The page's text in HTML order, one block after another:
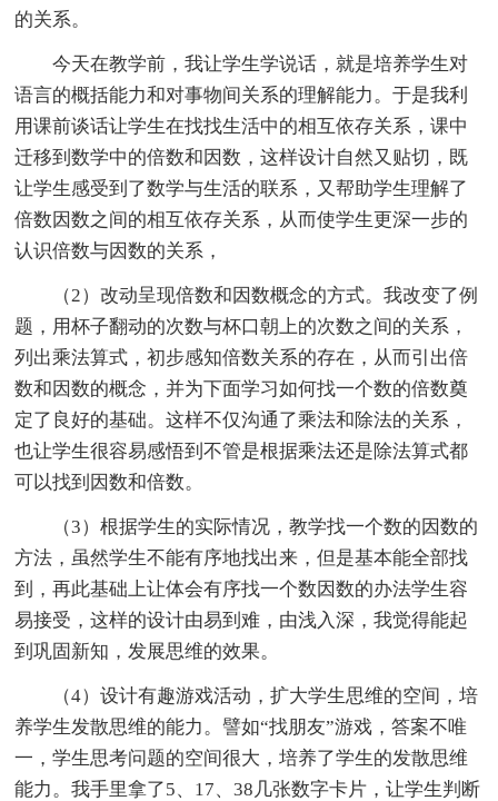
的关系。
今天在教学前，我让学生学说话，就是培养学生对
语言的概括能力和对事物间关系的理解能力。于是我利
用课前谈话让学生在找找生活中的相互依存关系，课中
迁移到数学中的倍数和因数，这样设计自然又贴切，既
让学生感受到了数学与生活的联系，又帮助学生理解了
倍数因数之间的相互依存关系，从而使学生更深一步的
认识倍数与因数的关系，
（2）改动呈现倍数和因数概念的方式。我改变了例
题，用杯子翻动的次数与杯口朝上的次数之间的关系，
列出乘法算式，初步感知倍数关系的存在，从而引出倍
数和因数的概念，并为下面学习如何找一个数的倍数奠
定了良好的基础。这样不仅沟通了乘法和除法的关系，
也让学生很容易感悟到不管是根据乘法还是除法算式都
可以找到因数和倍数。
（3）根据学生的实际情况，教学找一个数的因数的
方法，虽然学生不能有序地找出来，但是基本能全部找
到，再此基础上让体会有序找一个数因数的办法学生容
易接受，这样的设计由易到难，由浅入深，我觉得能起
到巩固新知，发展思维的效果。
（4）设计有趣游戏活动，扩大学生思维的空间，培
养学生发散思维的能力。譬如“找朋友”游戏，答案不唯
一，学生思考问题的空间很大，培养了学生的发散思维
能力。我手里拿了5、17、38几张数字卡片，让学生判断